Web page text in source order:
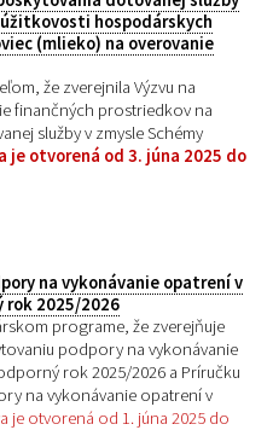
hospodárskych
(mlieko) na overovanie
že zverejnila Výzvu na
finančných prostriedkov na
služby v zmysle Schémy
je otvorená od 3. júna 2025 do
na vykonávanie opatrení v
rok 2025/2026
programe, že zverejňuje
podpory na vykonávanie
rok 2025/2026 a Príručku
na vykonávanie opatrení v
je otvorená od 1. júna 2025 do